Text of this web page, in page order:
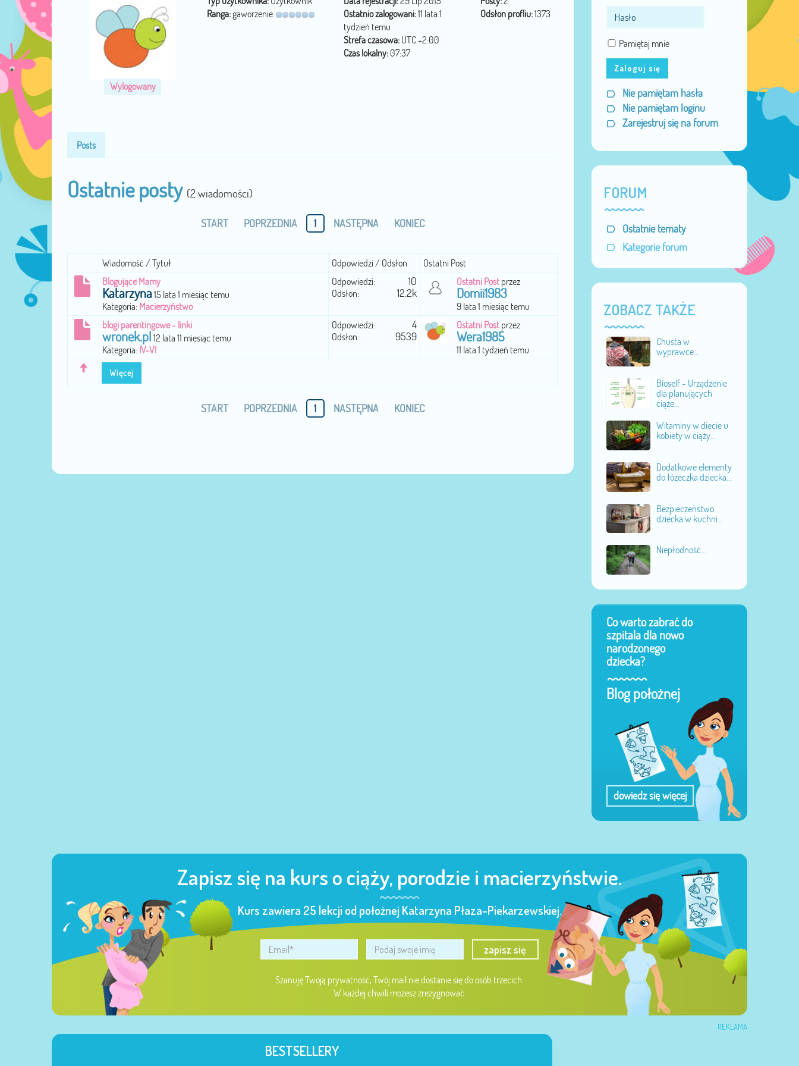
Wylogowany
Ranga:gaworzenie
Ostatnio zalogowani:11 lata 1
tydzień temu
Strefa czasowa: UTC +2:00
Czas lokalny: 07:37
Odsłon profliu:1373
Data urodzenia:
Posts
Ostatnie posty (2 wiadomości)
START POPRZEDNIA 1 NASTĘPNA KONIEC
Wiadomość / Tytuł Odpowiedzi / Odsłon Ostatni Post
Więcej
Blogujące Mamy
Katarzyna15 lata 1 miesiąc temu
Kategoria: Macierzyństwo
Odpowiedzi: 10
Odsłon: 12.2k
Ostatni Post przez
Domii1983
9 lata 1 miesiąc temu
blogi parentingowe - linki
wronek.pl 12 lata 11 miesiąc temu
Kategoria: IV-VI
Odpowiedzi: 4
Odsłon: 9539
Ostatni Post przez
Wera1985
11 lata 1 tydzień temu
START POPRZEDNIA 1 NASTĘPNA KONIEC
Pamiętaj mnie
Zaloguj się
Nie pamiętam hasła
Nie pamiętam loginu
Zarejestruj się na forum
FORUM
Ostatnie tematy
Kategorie forum
ZOBACZ TAKŻE
Chusta w
wyprawce...
Bioself - Urządzenie
dla planujących
ciąże...
Witaminy w diecie u
kobiety w ciąży...
Dodatkowe elementy
do łóżeczka dziecka...
Bezpieczeństwo
dziecka w kuchni...
Niepłodność...
Co warto zabrać do
szpitala dla nowo
narodzonego
dziecka?
Blog położnej
dowiedz się więcej
Zapisz się na kurs o ciąży, porodzie i macierzyństwie.
Kurs zawiera 25 lekcji od położnej Katarzyna Płaza-Piekarzewskiej.
zapisz się
Szanuję Twoją prywatność, Twój mail nie dostanie się do osób trzecich.
W każdej chwili możesz zrezygnować.
REKLAMA
BESTSELLERY